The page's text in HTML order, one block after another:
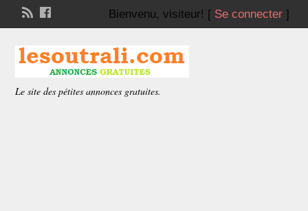
Bienvenu, visiteur! [ Se connecter]
Le site des pétites annonces gratuites.